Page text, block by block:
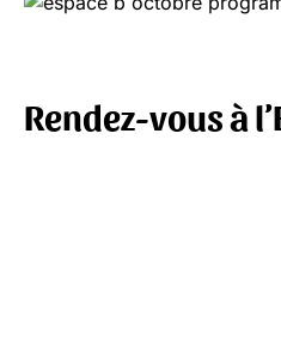
Rendez-vous à